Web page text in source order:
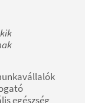
egészség